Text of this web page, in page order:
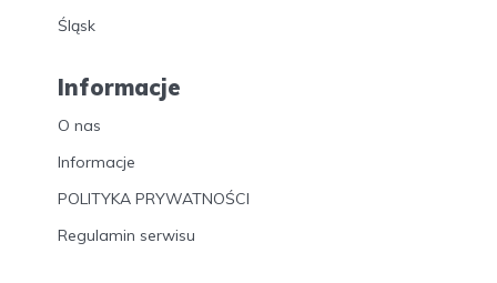
Śląsk
Informacje
O nas
Informacje
POLITYKA PRYWATNOŚCI
Regulamin serwisu